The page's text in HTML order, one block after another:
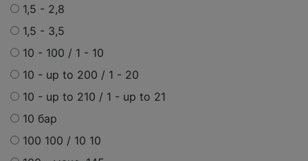
1,5 - 2,8
1,5 - 3,5
10 - 100 / 1 - 10
10 - up to 200 / 1 - 20
10 - up to 210 / 1 - up to 21
10 бар
100 100 / 10 10